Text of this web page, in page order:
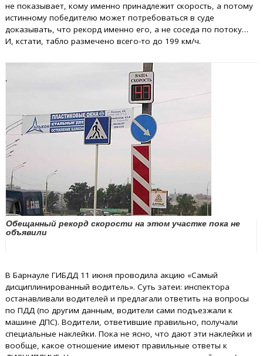
не показывает, кому именно принадлежит скорость, а потому
истинному победителю может потребоваться в суде
доказывать, что рекорд именно его, а не соседа по потоку…
И, кстати, табло размечено всего-то до 199 км/ч.
Обещанный рекорд скорости на этом участке пока не
объявили
В Барнауле ГИБДД 11 июня проводила акцию «Самый
дисциплинированный водитель». Суть затеи: инспектора
останавливали водителей и предлагали ответить на вопросы
по ПДД (по другим данным, водители сами подъезжали к
машине ДПС). Водители, ответившие правильно, получали
специальные наклейки. Пока не ясно, что дают эти наклейки и
вообще, какое отношение имеют правильные ответы к